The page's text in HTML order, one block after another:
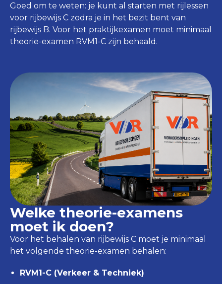
Goed om te weten: je kunt al starten met rijlessen
voor rijbewijs C zodra je in het bezit bent van
rijbewijs B. Voor het praktijkexamen moet minimaal
theorie-examen RVM1-C zijn behaald.
Welke theorie-examens
moet ik doen?
Voor het behalen van rijbewijs C moet je minimaal
het volgende theorie-examen behalen:
RVM1-C (Verkeer & Techniek)